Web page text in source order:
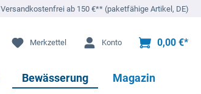
Versandkostenfrei ab 150 €** (paketfähige Artikel, DE)
Merkzettel Konto 0,00 €*
Bewässerung Magazin